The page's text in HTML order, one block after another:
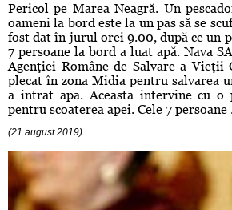
Pericol pe Marea Neagră. Un
oameni la bord este la un pas să se
fost dat în jurul orei 9.00, după ce un
7 persoane la bord a luat apă. Nava
Agenţiei Române de Salvare a Vieţii
plecat în zona Midia pentru salvarea
a intrat apa. Aceasta intervine cu o
pentru scoaterea apei. Cele 7 persoane
(21 august 2019)